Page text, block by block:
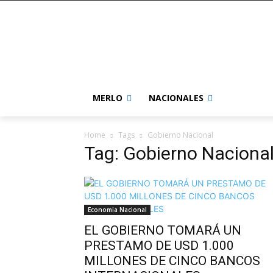
MERLO NACIONALES
Home Tags Gobierno Nacional
Tag: Gobierno
Economia Nacional
EL GOBIERNO TOMARÁ UN
PRESTAMO DE USD 1.000
MILLONES DE CINCO BANCOS